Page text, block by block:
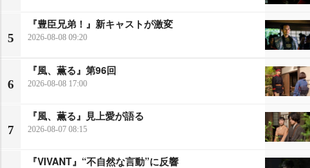
5
『豊臣兄弟！』新キャストが激変
2026-08-08 09:20
6
『風、薫る』第96回
2026-08-08 17:00
7
『風、薫る』見上愛が語る
2026-08-07 08:15
『VIVANT』“不自然な言動”に反響